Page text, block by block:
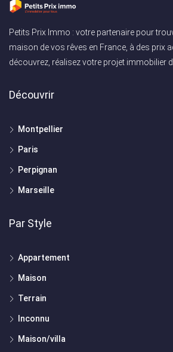
Petits Prix Immo : votre partenaire pour
maison de vos rêves en France, à des prix
découvrez, réalisez votre projet immobilier
Découvrir
Montpellier
Paris
Perpignan
Marseille
Par Style
Appartement
Maison
Terrain
Inconnu
Maison/villa